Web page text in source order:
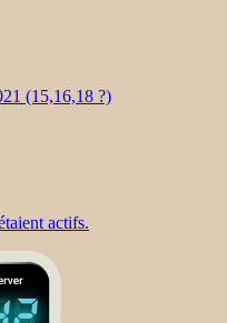
(15,16,18 ?)
actifs.